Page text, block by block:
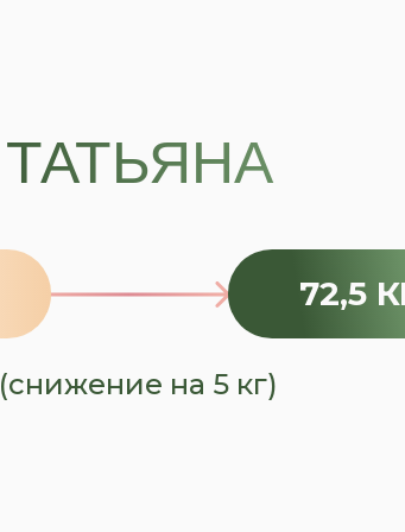
72,5
ТАТЬЯНА
(снижение на 5 кг)